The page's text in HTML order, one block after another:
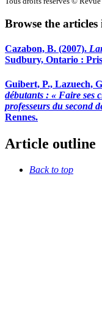
Browse the articles
Cazabon, B. (2007).
Sudbury, Ontario :
Guibert, P., Lazuech,
débutants : « Faire ses
professeurs du second
Rennes.
Article outline
Back to top